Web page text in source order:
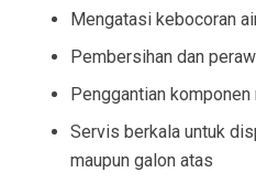
Mengatasi kebocoran
Pembersihan dan
Penggantian komponen
Servis berkala untuk
maupun galon atas